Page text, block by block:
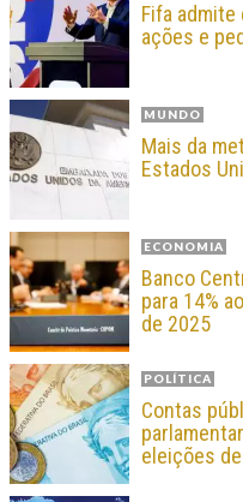
Fifa
ações e
MUNDO
Mais da
Estados
ECONOMIA
Banco
para 14%
de 2025
POLÍTICA
Contas
eleições